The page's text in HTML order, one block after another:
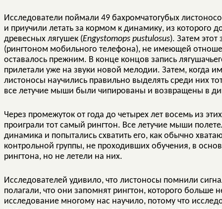
Исследователи поймали 49 бахромчатогубых
и приучили летать за кормом к динамику, из которого
древесных лягушек (Engystomops pustulosus). Затем этот
(рингтоном мобильного телефона), не имеющей
оставалось прежним. В конце концов запись
прилетали уже на звуки новой мелодии. Затем, когда
листоносы научились правильно выделять среди них
все летучие мыши были чипированы и возвращены в
Через промежуток от года до четырех лет восемь из
проиграли тот самый рингтон. Все летучие мыши
динамика и попытались схватить его, как обычно
контрольной группы, не проходивших обучения, в
рингтона, но не летели на них.
Исследователей удивило, что листоносы помнили
полагали, что они запомнят рингтон, которого больше
исследование многому нас научило, потому что